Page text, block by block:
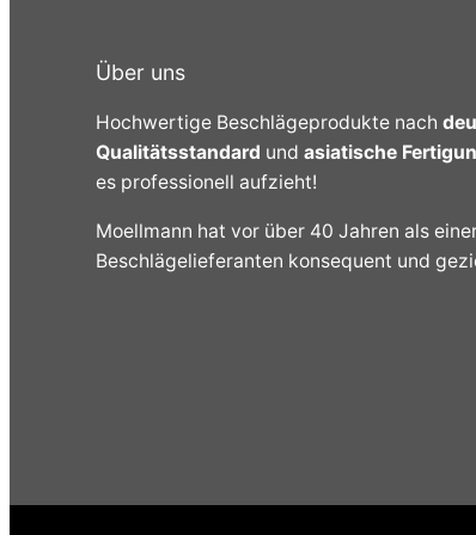
Über uns
Hochwertige Beschlägeprodukte nach
Qualitätsstandard und asiatische
es professionell aufzieht!
Moellmann hat vor über 40 Jahren als
Beschlägelieferanten konsequent und